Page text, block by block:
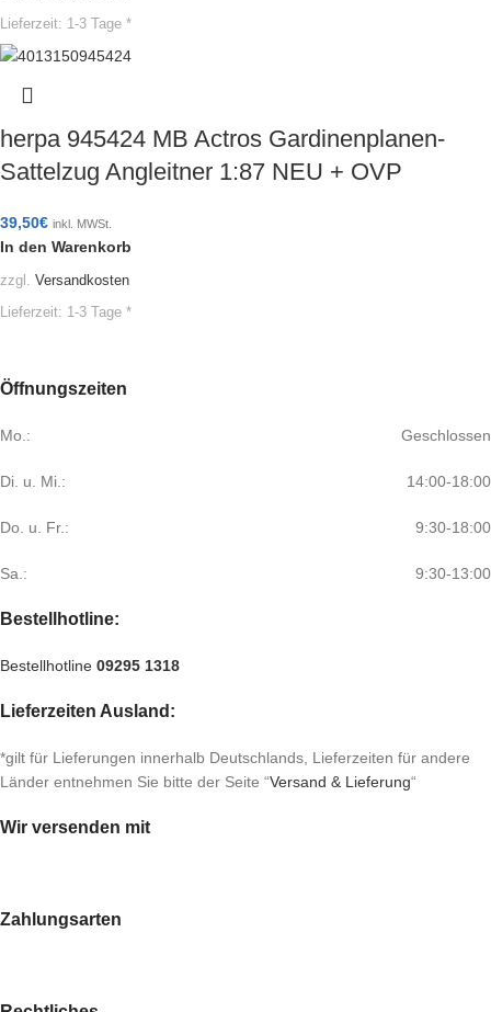
Lieferzeit: 1-3 Tage *
herpa 945424 MB Actros Gardinenplanen-
Sattelzug Angleitner 1:87 NEU + OVP
39,50€ inkl. MWSt.
In den Warenkorb
zzgl. Versandkosten
Lieferzeit: 1-3 Tage *
Öffnungszeiten
Mo.: Geschlossen
Di. u. Mi.: 14:00-18:00
Do. u. Fr.: 9:30-18:00
Sa.: 9:30-13:00
Bestellhotline:
Bestellhotline 09295 1318
Lieferzeiten Ausland:
*gilt für Lieferungen innerhalb Deutschlands, Lieferzeiten für andere
Länder entnehmen Sie bitte der Seite “Versand & Lieferung“
Wir versenden mit
Zahlungsarten